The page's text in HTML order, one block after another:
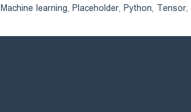
Machine learning, Placeholder, Python, Tensor,